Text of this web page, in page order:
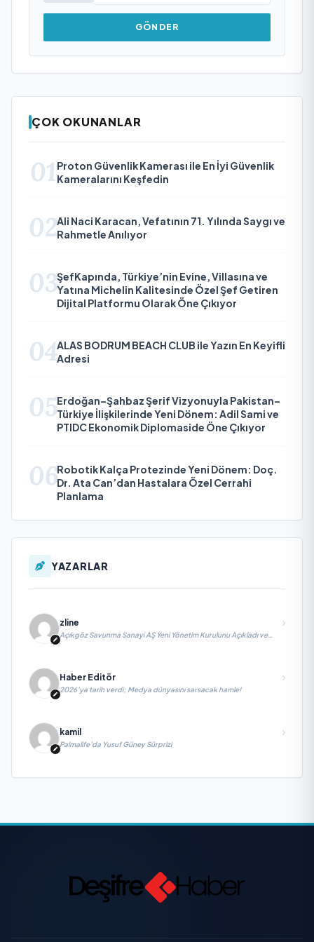
GÖNDER
ÇOK OKUNANLAR
01 Proton Güvenlik Kamerası ile En İyi Güvenlik
Kameralarını Keşfedin
02Ali Naci Karacan, Vefatının 71. Yılında Saygı ve
Rahmetle Anılıyor
03ŞefKapında, Türkiye’nin Evine, Villasına ve
Yatına Michelin Kalitesinde Özel Şef Getiren
Dijital Platformu Olarak Öne Çıkıyor
04ALAS BODRUM BEACH CLUB ile Yazın En Keyifli
Adresi
05Erdoğan–Şahbaz Şerif Vizyonuyla Pakistan–
Türkiye İlişkilerinde Yeni Dönem: Adil Sami ve
PTIDC Ekonomik Diplomaside Öne Çıkıyor
06Robotik Kalça Protezinde Yeni Dönem: Doç.
Dr. Ata Can’dan Hastalara Özel Cerrahi
Planlama
YAZARLAR
zline
Açıkgöz Savunma Sanayi AŞ Yeni Yönetim Kurulunu Açıkladı ve
Haber Editör
2026’ya tarih verdi; Medya dünyasını sarsacak hamle!
kamil
Palmalife’da Yusuf Güney Sürprizi